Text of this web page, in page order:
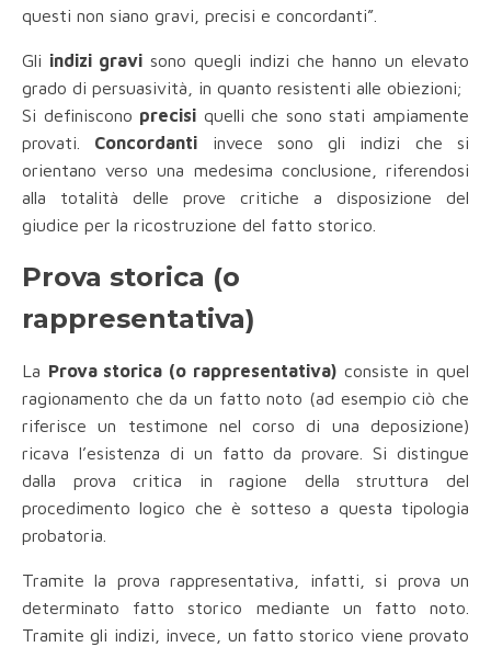
questi non siano gravi, precisi e concordanti”.
Gli indizi gravi sono quegli indizi che hanno un elevato
grado di persuasività, in quanto resistenti alle obiezioni;
Si definiscono precisi quelli che sono stati ampiamente
provati. Concordanti invece sono gli indizi che si
orientano verso una medesima conclusione, riferendosi
alla totalità delle prove critiche a disposizione del
giudice per la ricostruzione del fatto storico.
Prova storica (o
rappresentativa)
La Prova storica (o rappresentativa)consiste in quel
ragionamento che da un fatto noto (ad esempio ciò che
riferisce un testimone nel corso di una deposizione)
ricava l’esistenza di un fatto da provare. Si distingue
dalla prova critica in ragione della struttura del
procedimento logico che è sotteso a questa tipologia
probatoria.
Tramite la prova rappresentativa, infatti, si prova un
determinato fatto storico mediante un fatto noto.
Tramite gli indizi, invece, un fatto storico viene provato